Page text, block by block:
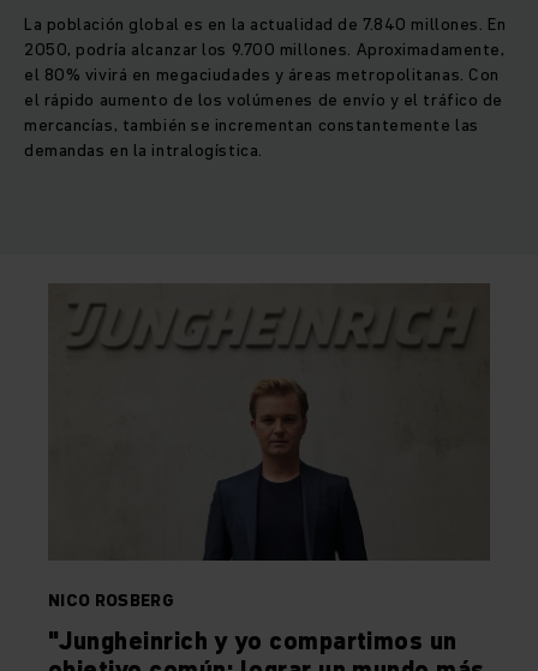
La población global es en la actualidad de 7.840 millones. En
2050, podría alcanzar los 9.700 millones. Aproximadamente,
el 80% vivirá en megaciudades y áreas metropolitanas. Con
el rápido aumento de los volúmenes de envío y el tráfico de
mercancías, también se incrementan constantemente las
demandas en la intralogística.
NICO ROSBERG
"Jungheinrich y yo compartimos un